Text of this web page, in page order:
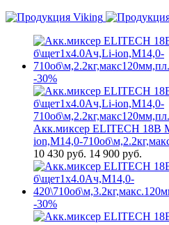
-30%
Акк.миксер ELITECH
ion,М14,0-
10 430 руб. 14 900 руб.
-30%